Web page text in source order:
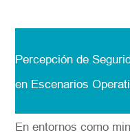
Introdúzcase*
Percepción de
en Escenarios
En entornos como